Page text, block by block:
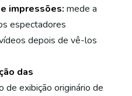
impressões: mede a
espectadores
depois de vê-los
das
de exibição originário de